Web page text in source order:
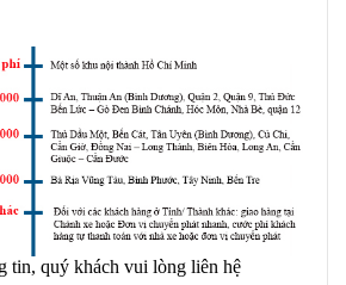
tin, quý khách vui lòng liên hệ